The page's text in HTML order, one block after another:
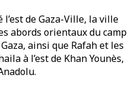
de Gaza-Ville, la ville
abords orientaux du camp
ainsi que Rafah et les
à l’est de Khan Younès,